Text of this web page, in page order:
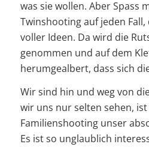
was sie wollen. Aber Spass
Twinshooting auf jeden
voller Ideen. Da wird die
genommen und auf dem
herumgealbert, dass sich
Wir sind hin und weg von
wir uns nur selten sehen, ist
Familienshooting unser
Es ist so unglaublich